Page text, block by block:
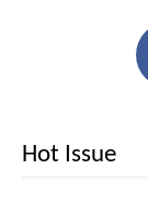
Hot Issue